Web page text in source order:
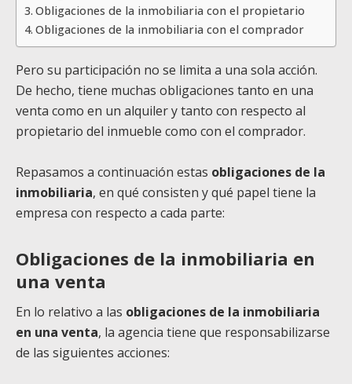
Obligaciones de la inmobiliaria con el propietario
Obligaciones de la inmobiliaria con el comprador
Pero su participación no se limita a una sola acción.
De hecho, tiene muchas obligaciones tanto en una
venta como en un alquiler y tanto con respecto al
propietario del inmueble como con el comprador.
Repasamos a continuación estas obligaciones de la
inmobiliaria, en qué consisten y qué papel tiene la
empresa con respecto a cada parte:
Obligaciones de la inmobiliaria en
una venta
En lo relativo a las obligaciones de la inmobiliaria
en una venta, la agencia tiene que responsabilizarse
de las siguientes acciones: